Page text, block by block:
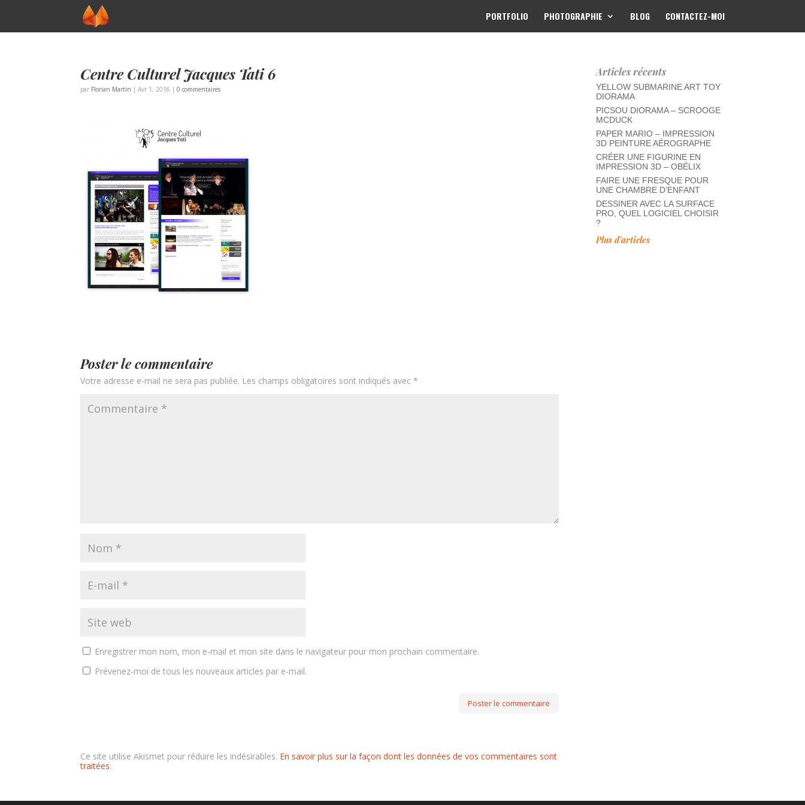
PORTFOLIO PHOTOGRAPHIE BLOG CONTACTEZ-MOI
Centre Culturel Jacques Tati 6
par Florian Martin |Avr 1, 2016 |0 commentaires
Poster le commentaire
Votre adresse e-mail ne sera pas publiée. Les champs obligatoires sont indiqués avec*
Enregistrer mon nom, mon e-mail et mon site dans le navigateur pour mon prochain commentaire.
Prévenez-moi de tous les nouveaux articles par e-mail.
Ce site utilise Akismet pour réduire les indésirables. En savoir plus sur la façon dont les données de vos commentaires sont
traitées.
Articles récents
YELLOW SUBMARINE ART TOY
DIORAMA
PICSOU DIORAMA – SCROOGE
MCDUCK
PAPER MARIO – IMPRESSION
3D PEINTURE AÉROGRAPHE
CRÉER UNE FIGURINE EN
IMPRESSION 3D – OBÉLIX
FAIRE UNE FRESQUE POUR
UNE CHAMBRE D’ENFANT
DESSINER AVEC LA SURFACE
PRO, QUEL LOGICIEL CHOISIR
?
Plus d'articles